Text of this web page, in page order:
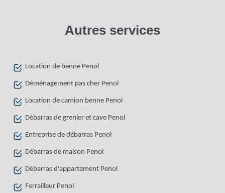
Autres services
Location de benne Penol
Déménagement pas cher Penol
Location de camion benne Penol
Débarras de grenier et cave Penol
Entreprise de débarras Penol
Débarras de maison Penol
Débarras d'appartement Penol
Ferrailleur Penol